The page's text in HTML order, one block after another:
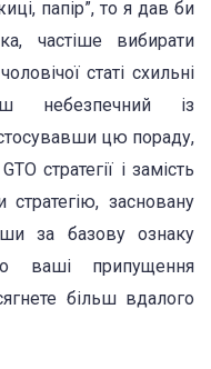
папір”, то я дав би
частіше вибирати
статі схильні
небезпечний із
цю пораду,
стратегії і замість
стратегію, засновану
за базову ознаку
ваші припущення
більш вдалого